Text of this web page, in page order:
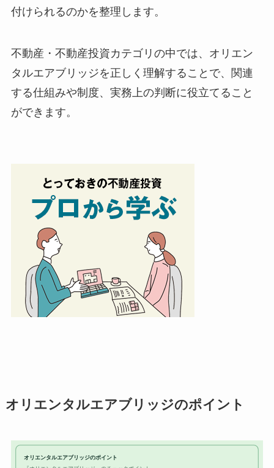
付けられるのかを整理します。
不動産・不動産投資カテゴリの中では、オリエン
タルエアブリッジを正しく理解することで、関連
する仕組みや制度、実務上の判断に役立てること
ができます。
オリエンタルエアブリッジのポイント
オリエンタルエアブリッジのポイント